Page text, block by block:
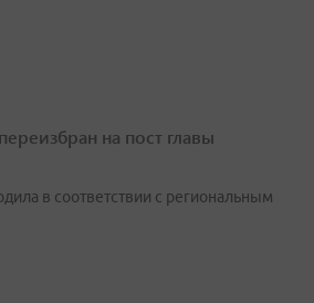
на пост главы
в соответствии с региональным